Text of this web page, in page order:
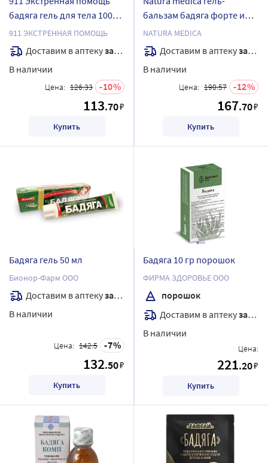
бадяга гель для тела 100
мл
911 ЭКСТРЕННАЯ ПОМОЩЬ
Доставим в аптекузавтра
В наличии
Цена: 126.33 10
113.70₽
Купить
бальзам бадяга форте и
конский каштан 85 мл
NATURA MEDICA
Доставим в аптекузавтра
В наличии
Цена: 190.57 12
167.70₽
Купить
Бадяга гель 50 мл
Бионор-Фарм ООО
Доставим в аптекузавтра
В наличии
Цена: 142.5 7
132.50₽
Купить
Бадяга 10 гр порошок
ФИРМА ЗДОРОВЬЕ ООО
порошок
Доставим в аптекузавтра
В наличии
Цена:
221.20₽
Купить